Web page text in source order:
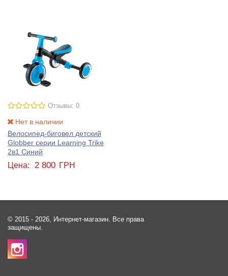
Отзывы: 0
Нет в наличии
Велосипед-биговел детский
Globber серии Learning Trike
2в1 Синий
Цена: 2 800 ГРН
© 2015 - 2026, Интернет-магазин. Все права
защищены.